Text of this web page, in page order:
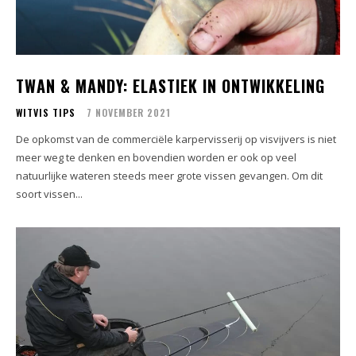
TWAN & MANDY: ELASTIEK IN ONTWIKKELING
WITVIS TIPS 7 NOVEMBER 2021
De opkomst van de commerciële karpervisserij op visvijvers is niet
meer weg te denken en bovendien worden er ook op veel
natuurlijke wateren steeds meer grote vissen gevangen. Om dit
soort vissen...